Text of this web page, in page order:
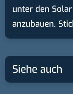
unter den
anzubauen.
Siehe auch